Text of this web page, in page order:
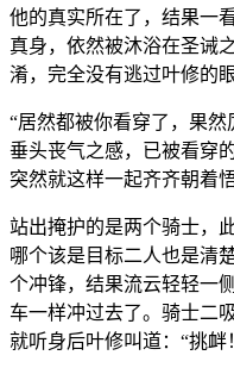
他的真实所在了，结果一
真身，依然被沐浴在圣诫
淆，完全没有逃过叶修的眼
“居然都被你看穿了，果
垂头丧气之感，已被看穿
突然就这样一起齐齐朝着
站出掩护的是两个骑士，
哪个该是目标二人也是清
个冲锋，结果流云轻轻一
车一样冲过去了。骑士二
就听身后叶修叫道：“挑衅